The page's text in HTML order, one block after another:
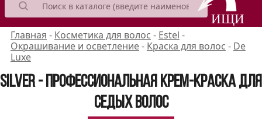
Главная - Косметика для волос - Estel -
Окрашивание и осветление- Краска для волос - De
Luxe
Silver - Профессиональная крем-краска для
седых волос